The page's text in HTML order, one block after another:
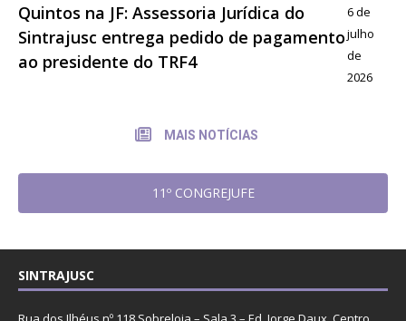
Quintos na JF: Assessoria Jurídica do
Sintrajusc entrega pedido de pagamento
ao presidente do TRF4
6 de
julho
de
2026
MAIS NOTÍCIAS
11º CONGREJUFE
SINTRAJUSC